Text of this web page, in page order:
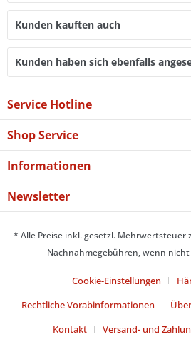
Kunden kauften auch
Kunden haben sich ebenfalls
Service Hotline
Shop Service
Informationen
Newsletter
* Alle Preise inkl. gesetzl. Mehrwertsteuer
Nachnahmegebühren, wenn
Cookie-Einstellungen
Rechtliche Vorabinformationen
Kontakt
Versand- und